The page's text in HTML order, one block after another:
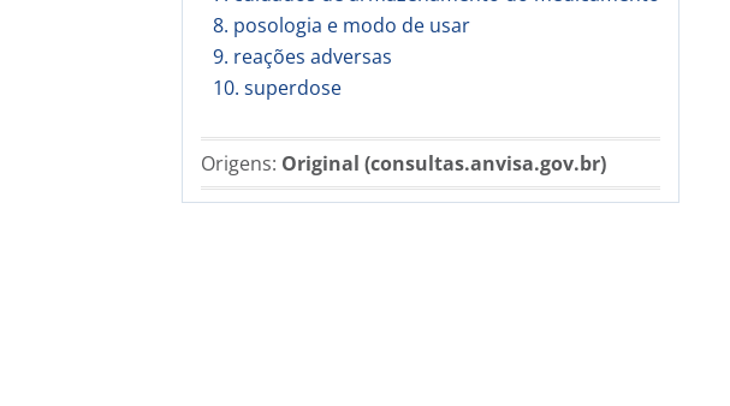
8. posologia e modo de usar
9. reações adversas
10. superdose
Origens: Original (consultas.anvisa.gov.br)